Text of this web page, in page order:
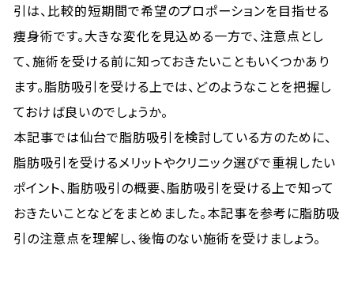
引は、比較的短期間で希望のプロポーションを目指せる
痩身術です。大きな変化を見込める一方で、注意点とし
て、施術を受ける前に知っておきたいこともいくつかあり
ます。脂肪吸引を受ける上では、どのようなことを把握し
ておけば良いのでしょうか。
本記事では仙台で脂肪吸引を検討している方のために、
脂肪吸引を受けるメリットやクリニック選びで重視したい
ポイント、脂肪吸引の概要、脂肪吸引を受ける上で知って
おきたいことなどをまとめました。本記事を参考に脂肪吸
引の注意点を理解し、後悔のない施術を受けましょう。